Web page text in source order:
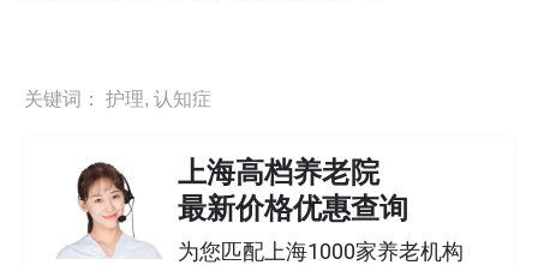
关键词： 护理, 认知症
上海高档养老院
最新价格优惠查询
为您匹配上海1000家养老机构